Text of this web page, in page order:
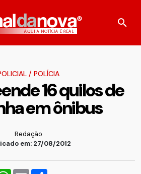
/ POLÍCIA
16 quilos de
em ônibus
Redação
em: 27/08/2012